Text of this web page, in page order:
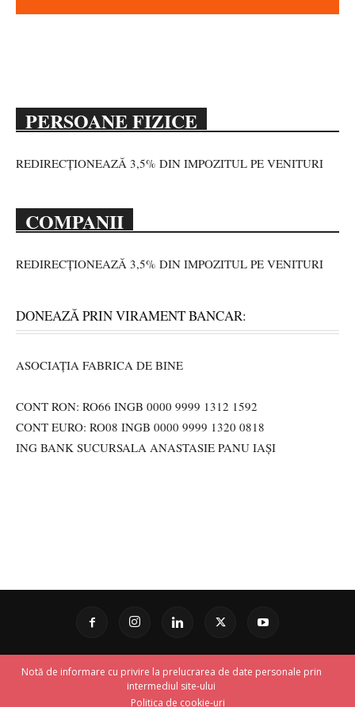
PERSOANE FIZICE
REDIRECȚIONEAZĂ 3,5% DIN IMPOZITUL PE VENITURI
COMPANII
REDIRECȚIONEAZĂ 3,5% DIN IMPOZITUL PE VENITURI
DONEAZĂ PRIN VIRAMENT BANCAR:
ASOCIAȚIA FABRICA DE BINE
CONT RON: RO66 INGB 0000 9999 1312 1592
CONT EURO: RO08 INGB 0000 9999 1320 0818
ING BANK SUCURSALA ANASTASIE PANU IAȘI
Notă de informare cu privire la prelucrarea de date personale prin
intermediul site-ului
Politica de cookie-uri